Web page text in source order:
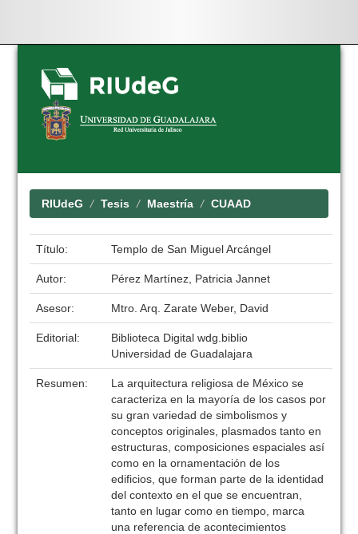
Skip
navigation
RIUdeG Tesis Maestría CUAAD
Título: Templo de San Miguel Arcángel
Autor: Pérez Martínez, Patricia Jannet
Asesor: Mtro. Arq. Zarate Weber, David
Editorial:
Biblioteca Digital wdg.biblio
Universidad de Guadalajara
Resumen:
La arquitectura religiosa de México se
caracteriza en la mayoría de los casos por
su gran variedad de simbolismos y
conceptos originales, plasmados tanto en
estructuras, composiciones espaciales así
como en la ornamentación de los
edificios, que forman parte de la identidad
del contexto en el que se encuentran,
tanto en lugar como en tiempo, marca
una referencia de acontecimientos